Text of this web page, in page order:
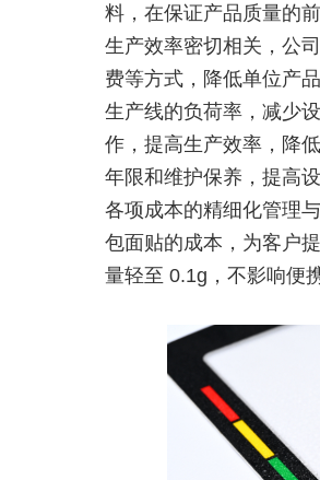
料，在保证产品质量的
生产效率密切相关，公
费等方式，降低单位产
生产线的负荷率，减少
作，提高生产效率，降
年限和维护保养，提高
各项成本的精细化管理
包面贴的成本，为客户
量轻至 0.1g，不影响便